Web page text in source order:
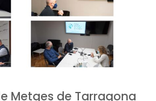
Metges de Tarragona